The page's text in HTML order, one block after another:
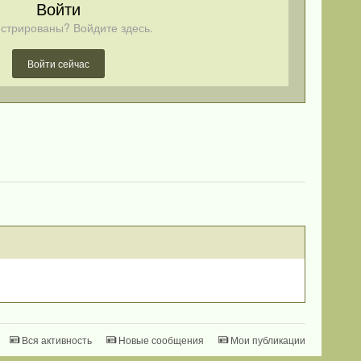
Войти
Войдите здесь.
Войти сейчас
Вся активность Новые сообщения Мои публикации